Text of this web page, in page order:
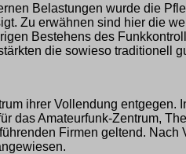
Belastungen wurde die
Zu erwähnen sind hier die
Bestehens des
die sowieso traditionell
ihrer Vollendung
das Amateurfunk-Zentrum,
Firmen geltend.